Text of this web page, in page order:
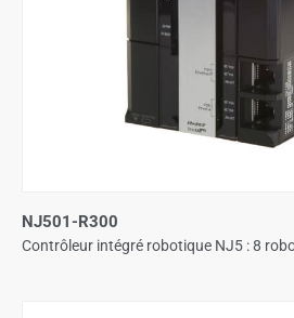
NJ501-R300
Contrôleur intégré robotique NJ5 : 8